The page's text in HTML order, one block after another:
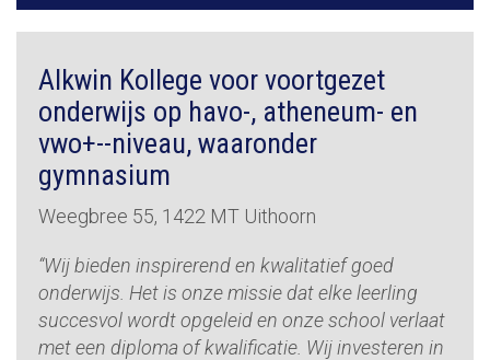
Alkwin Kollege voor voortgezet
onderwijs op havo-, atheneum- en
vwo+--niveau, waaronder
gymnasium
Weegbree 55, 1422 MT Uithoorn
“Wij bieden inspirerend en kwalitatief goed
onderwijs. Het is onze missie dat elke leerling
succesvol wordt opgeleid en onze school verlaat
met een diploma of kwalificatie. Wij investeren in